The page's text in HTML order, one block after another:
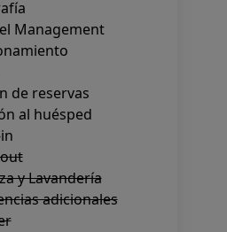
Management
de reservas
al huésped
y Lavandería
adicionales